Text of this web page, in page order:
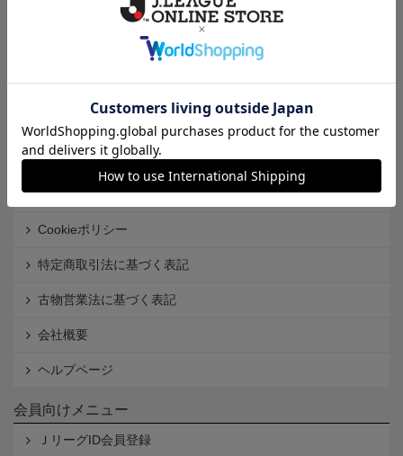
クラブから探す
Ｊ2
Ｊリーグオンラインストアとは
利用規約
個人情報保護方針
Cookieポリシー
特定商取引法に基づく表記
古物営業法に基づく表記
会社概要
ヘルプページ
会員向けメニュー
ＪリーグID会員登録